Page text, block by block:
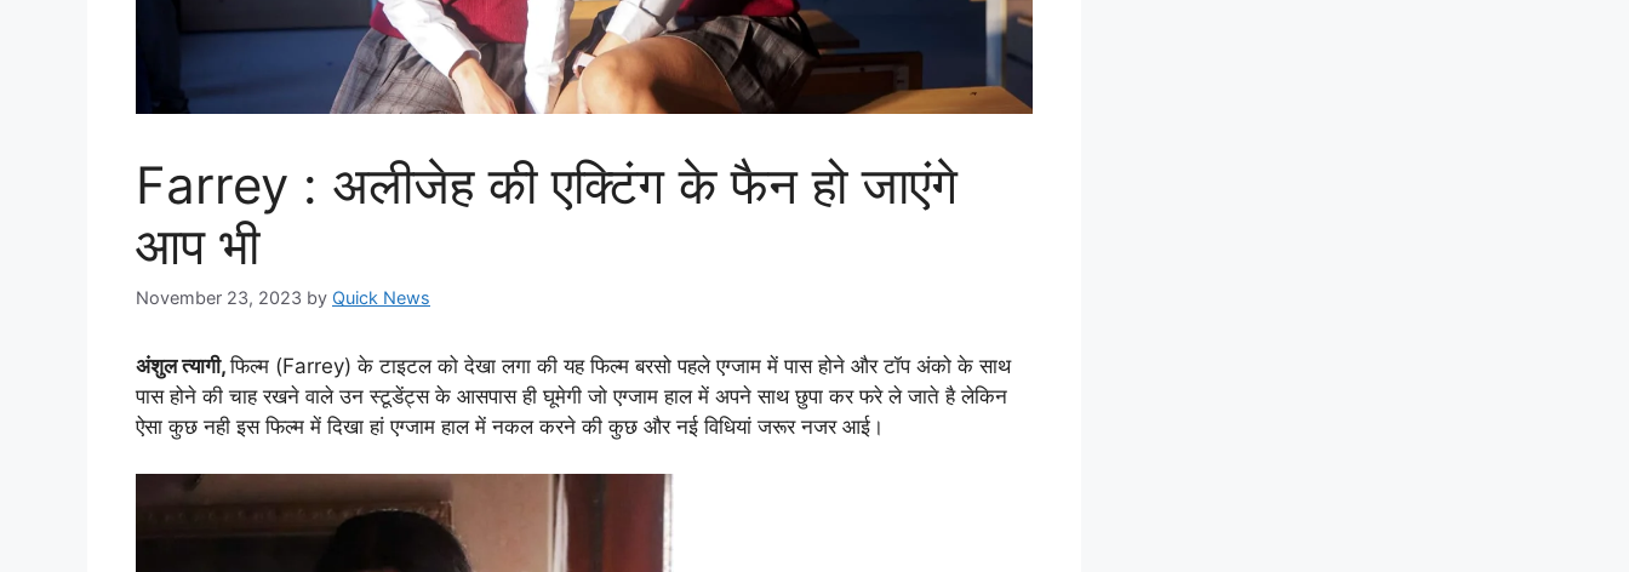
Farrey : अलीजेह की एक्टिंग के फैन हो जाएंगे
आप भी
November 23, 2023 by Quick News
अंशुल त्यागी,फिल्म (Farrey) के टाइटल को देखा लगा की यह फिल्म बरसो पहले एग्जाम में पास होने और टॉप अंको के साथ
पास होने की चाह रखने वाले उन स्टूडेंट्स के आसपास ही घूमेगी जो एग्जाम हाल में अपने साथ छुपा कर फरे ले जाते है लेकिन
ऐसा कुछ नही इस फिल्म में दिखा हां एग्जाम हाल में नकल करने की कुछ और नई विधियां जरूर नजर आई।